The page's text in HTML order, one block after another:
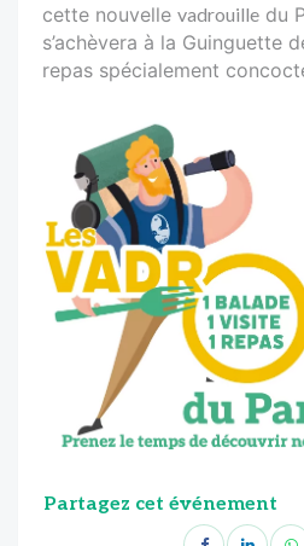
cette nouvelle vadrouille du
s’achèvera à la Guinguette
repas spécialement
Partagez cet événement